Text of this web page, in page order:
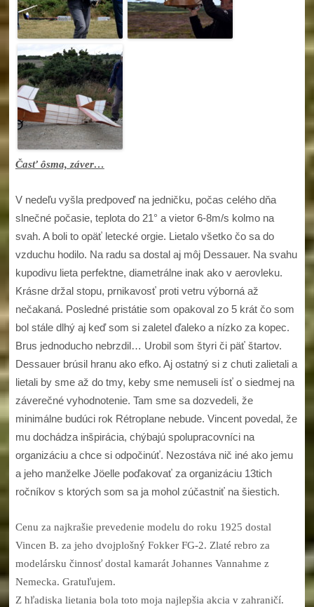
Časť ôsma, záver…
V nedeľu vyšla predpoveď na jedničku, počas celého dňa
slnečné počasie, teplota do 21° a vietor 6-8m/s kolmo na
svah. A boli to opäť letecké orgie. Lietalo všetko čo sa do
vzduchu hodilo. Na radu sa dostal aj môj Dessauer. Na svahu
kupodivu lieta perfektne, diametrálne inak ako v aerovleku.
Krásne držal stopu, prnikavosť proti vetru výborná až
nečakaná. Posledné pristátie som opakoval zo 5 krát čo som
bol stále dlhý aj keď som si zaletel ďaleko a nízko za kopec.
Brus jednoducho nebrzdil… Urobil som štyri či päť štartov.
Dessauer brúsil hranu ako efko. Aj ostatný si z chuti zalietali a
lietali by sme až do tmy, keby sme nemuseli ísť o siedmej na
záverečné vyhodnotenie. Tam sme sa dozvedeli, že
minimálne budúci rok Rétroplane nebude. Vincent povedal, že
mu dochádza inšpirácia, chýbajú spolupracovníci na
organizáciu a chce si odpočinúť. Nezostáva nič iné ako jemu
a jeho manželke Jöelle poďakovať za organizáciu 13tich
ročníkov s ktorých som sa ja mohol zúčastniť na šiestich.
Cenu za najkrašie prevedenie modelu do roku 1925 dostal
Vincen B. za jeho dvojplošný Fokker FG-2. Zlaté rebro za
modelársku činnosť dostal kamarát Johannes Vannahme z
Nemecka. Gratuľujem.
Z hľadiska lietania bola toto moja najlepšia akcia v zahraničí.